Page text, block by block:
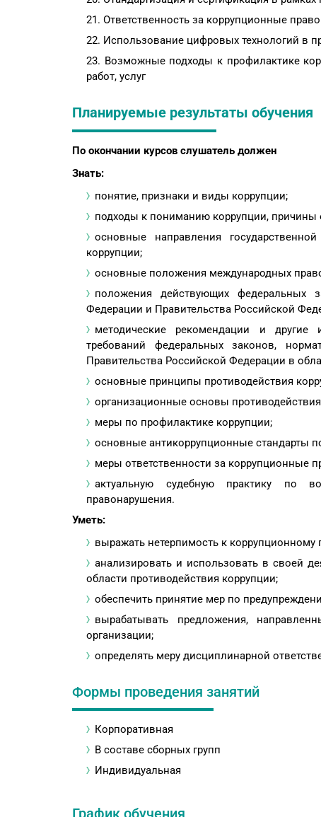
Ответственность за коррупционные
Использование цифровых технологий в
Возможные подходы к профилактике
работ, услуг
Планируемые результаты обучения
По окончании курcов слушатель должен
Знать:
понятие, признаки и виды коррупции;
подходы к пониманию коррупции, причины
основные направления
коррупции;
основные положения международных
положения действующих федеральных
Федерации и Правительства Российской
методические рекомендации и другие
требований федеральных законов,
Правительства Российской Федерации в
основные принципы противодействия
организационные основы
меры по профилактике коррупции;
основные антикоррупционные стандарты
меры ответственности за коррупционные
актуальную судебную практику по
правонарушения.
Уметь:
выражать нетерпимость к коррупционному
анализировать и использовать в своей
области противодействия коррупции;
обеспечить принятие мер по
вырабатывать предложения,
организации;
определять меру дисциплинарной
Формы проведения занятий
Корпоративная
В составе сборных групп
Индивидуальная
График обучения